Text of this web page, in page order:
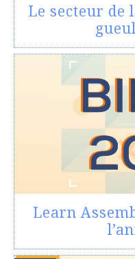
Le secteur
Learn